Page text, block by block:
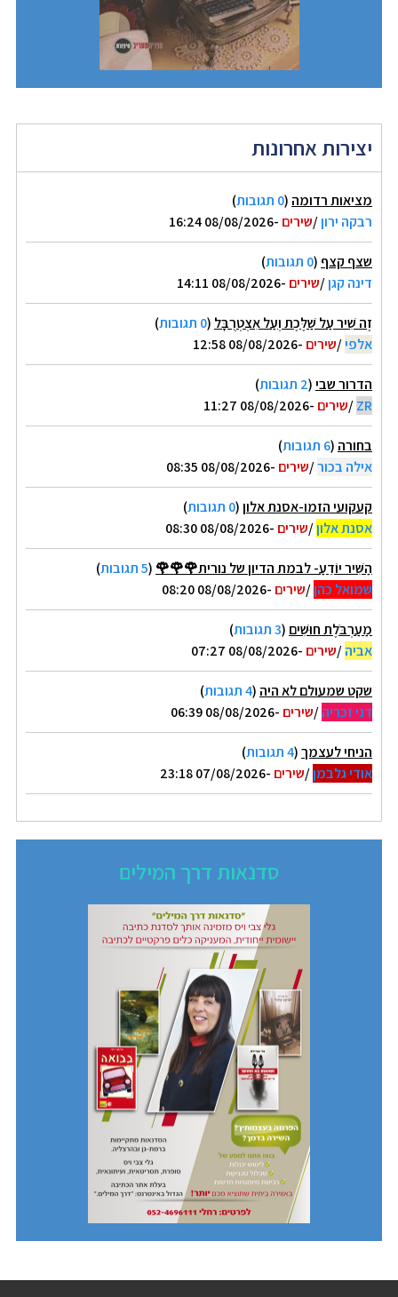
יצירות אחרונות
מציאות רדומה (0 תגובות
)
רבקה ירון/שירים -08/08/2026 16:24
שצף קצף (0 תגובות
)
דינה קגן/שירים -08/08/2026 14:11
זֶה שִׁיר עַל שַׁלֶּכֶת וְעַל אִצְטְרֻבָּל (0 תגובות
)
אלפי/שירים -08/08/2026 12:58
הדרור שבי(2 תגובות
)
ZR
/שירים -08/08/2026 11:27
בחורה (6 תגובות
)
אילה בכור/שירים -08/08/2026 08:35
קעקועי הזמו-אסנת אלון(0 תגובות
)
אסנת אלון/שירים -08/08/2026 08:30
הַשִּׁיר יוֹדֵעַ- לבמת הדיון של נורית🌹🌹🌹 (5 תגובות
)
שמואל כהן/שירים -08/08/2026 08:20
מַעַרְבֹּלֶת חוּשִׁים (3 תגובות
)
אביה/שירים -08/08/2026 07:27
שקט שמעולם לא היה (4 תגובות
)
דני זכריה/שירים -08/08/2026 06:39
הניחי לעצמך(4 תגובות
)
אודי גלבמן/שירים -07/08/2026 23:18
סדנאות דרך המילים